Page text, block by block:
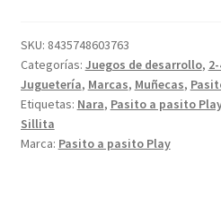
SKU: 8435748603763
Categorías: Juegos de desarrollo,
Juguetería, Marcas, Muñecas,
Etiquetas: Nara, Pasito a pasito
Sillita
Marca: Pasito a pasito Play